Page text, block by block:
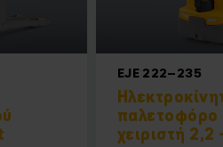
EJE 222–235
Ηλεκτροκίνητο
παλετοφόρο πεζού
χειριστή 2,2 - 3,5t